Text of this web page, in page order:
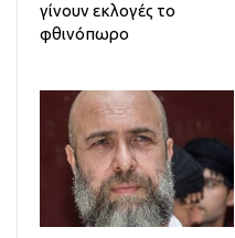
γίνουν εκλογές το
φθινόπωρο